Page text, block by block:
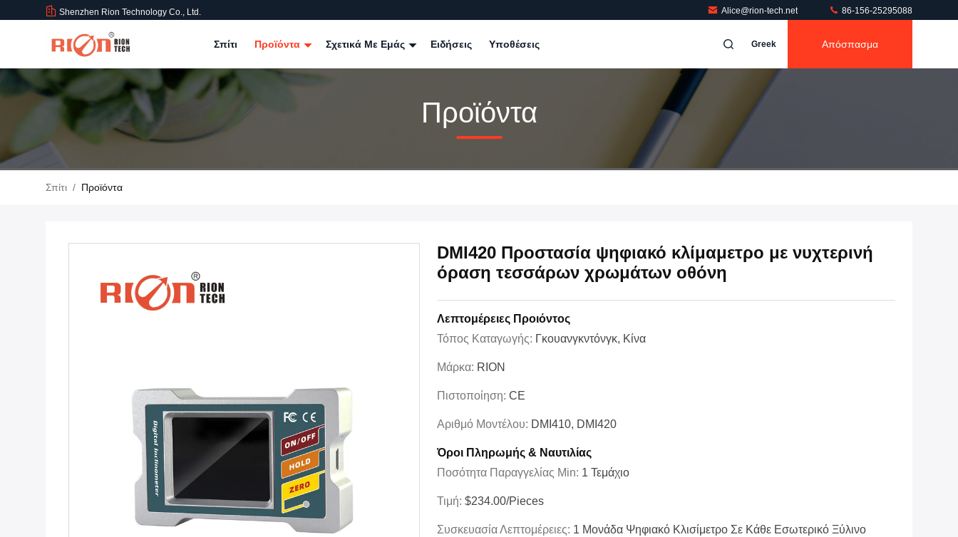
Shenzhen Rion Technology Co., Ltd. Alice@rion-tech.net 86-156-25295088
Σπίτι Προϊόντα Σχετικά Με Εμάς Ειδήσεις Υποθέσεις Greek Απόσπασμα
Προϊόντα
Σπίτι / Προϊόντα
DMI420 Προστασία ψηφιακό κλίμαμετρο με νυχτερινή
όραση τεσσάρων χρωμάτων οθόνη
Λεπτομέρειες Προιόντος
Τόπος Καταγωγής: Γκουανγκντόνγκ, Κίνα
Μάρκα: RION
Πιστοποίηση: CE
Αριθμό Μοντέλου: DMI410, DMI420
Όροι Πληρωμής & Ναυτιλίας
Ποσότητα Παραγγελίας Min: 1 Τεμάχιο
Τιμή: $234.00/Pieces
Συσκευασία Λεπτομέρειες: 1 Μονάδα Ψηφιακό Κλισίμετρο Σε Κάθε Εσωτερικό Ξύλινο